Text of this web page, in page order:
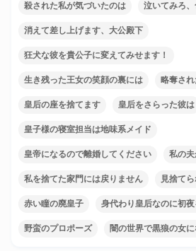
殺された私が気づいたのは 泣いてみろ
消えて差し上げます、大公殿下
狂犬な彼を貴公子に変えてみせます！
生き残った王女の笑顔の裏には 略奪さ
皇后の座を捨てます 皇后をさらった彼は
皇子様の寝室担当は地味系メイド
皇帝になるので離婚してください 私の
私を捨てた家門には戻りません 見捨て
赤い瞳の廃皇子 身代わり皇后なのに初
野蛮のプロポーズ 闇の世界で黒狼の女